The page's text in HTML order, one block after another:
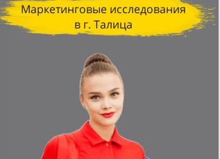
Маркетинговые исследования
в г. Талица